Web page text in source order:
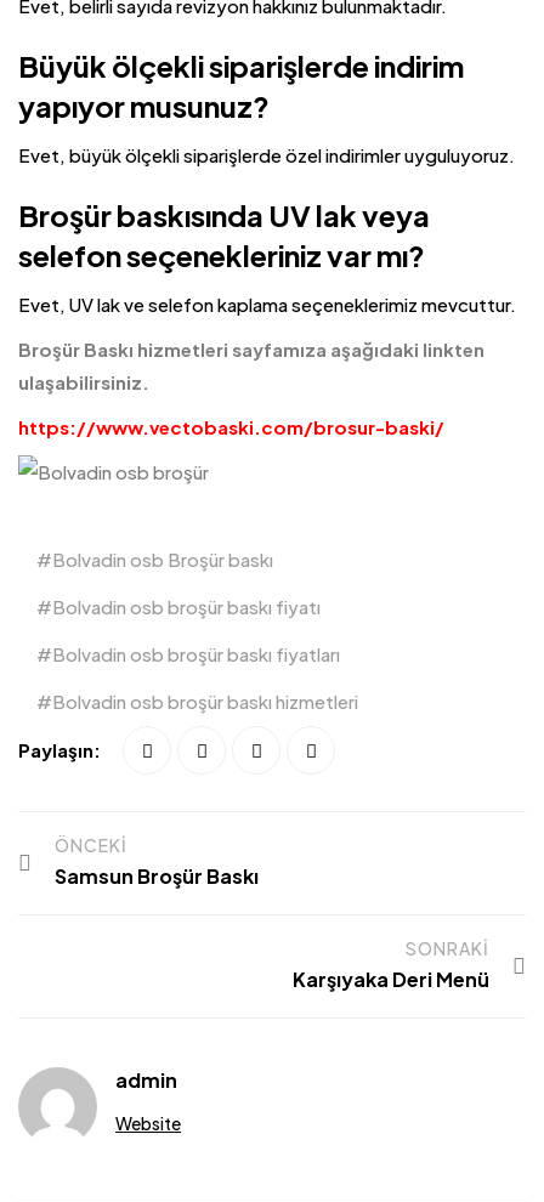
Evet, belirli sayıda revizyon hakkınız bulunmaktadır.
Büyük ölçekli siparişlerde indirim
yapıyor musunuz?
Evet, büyük ölçekli siparişlerde özel indirimler uyguluyoruz.
Broşür baskısında UV lak veya
selefon seçenekleriniz var mı?
Evet, UV lak ve selefon kaplama seçeneklerimiz mevcuttur.
Broşür Baskı hizmetleri sayfamıza aşağıdaki linkten
ulaşabilirsiniz.
https://www.vectobaski.com/brosur-baski/
Bolvadin osb Broşür baskı
Bolvadin osb broşür baskı fiyatı
Bolvadin osb broşür baskı fiyatları
Bolvadin osb broşür baskı hizmetleri
Paylaşın:
ÖNCEKI
Samsun Broşür Baskı
SONRAKI
Karşıyaka Deri Menü
admin
Website